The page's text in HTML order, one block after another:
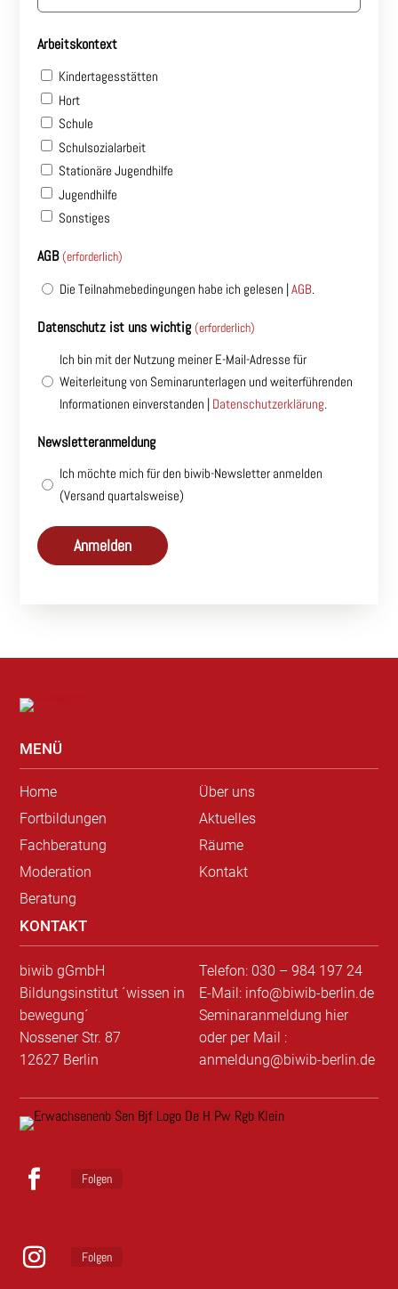
Arbeitskontext
Kindertagesstätten
Hort
Schule
Schulsozialarbeit
Stationäre Jugendhilfe
Jugendhilfe
Sonstiges
AGB(erforderlich)
Die Teilnahmebedingungen habe ich gelesen |AGB.
Datenschutz ist uns wichtig(erforderlich)
Ich bin mit der Nutzung meiner E-Mail-Adresse für
Weiterleitung von Seminarunterlagen und weiterführenden
Informationen einverstanden | Datenschutzerklärung.
Newsletteranmeldung
Ich möchte mich für den biwib-Newsletter anmelden
(Versand quartalsweise)
MENÜ
Home
Fortbildungen
Fachberatung
Moderation
Beratung
Über uns
Aktuelles
Räume
Kontakt
KONTAKT
biwib gGmbH
Bildungsinstitut ´wissen in
bewegung´
Nossener Str. 87
12627 Berlin
Telefon: 030 – 984 197 24
E-Mail: info@biwib-berlin.de
Seminaranmeldung hier
oder per Mail :
anmeldung@biwib-berlin.de
c
e
Folgen
Folgen